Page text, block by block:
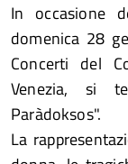
In occasione
domenica 28
Concerti del
Venezia, si
Paràdoksos".
La